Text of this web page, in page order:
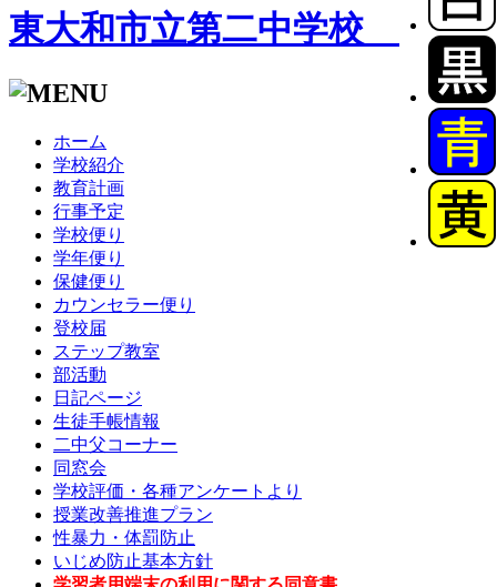
東大和市立第二中学校
ホーム
学校紹介
教育計画
行事予定
学校便り
学年便り
保健便り
カウンセラー便り
登校届
ステップ教室
部活動
日記ページ
生徒手帳情報
二中父コーナー
同窓会
学校評価・各種アンケートより
授業改善推進プラン
性暴力・体罰防止
いじめ防止基本方針